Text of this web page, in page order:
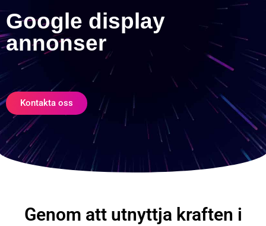
Google display
annonser
Kontakta oss
Genom att utnyttja kraften i